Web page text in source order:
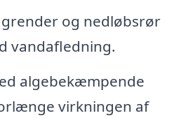
og nedløbsrør
vandafledning.
algebekæmpende
virkningen af